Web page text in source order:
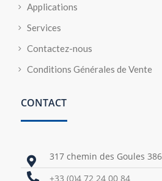
Applications
Services
Contactez-nous
Conditions Générales de Vente
CONTACT
 317 chemin des Goules
 +33 (0)4 72 24 00 84